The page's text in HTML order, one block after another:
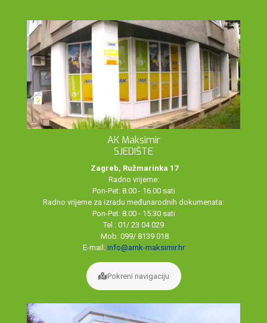
AK Maksimir
SJEDIŠTE
Zagreb, Ružmarinka 17
Radno vrijeme:
Pon-Pet: 8.00 - 16.00 sati
Radno vrijeme za izradu međunarodnih dokumenata:
Pon-Pet: 8.00 - 15.30 sati
Tel.: 01/ 23 04 029
Mob: 099/ 8139 018
E-mail: info@amk-maksimir.hr
Pokreni navigaciju